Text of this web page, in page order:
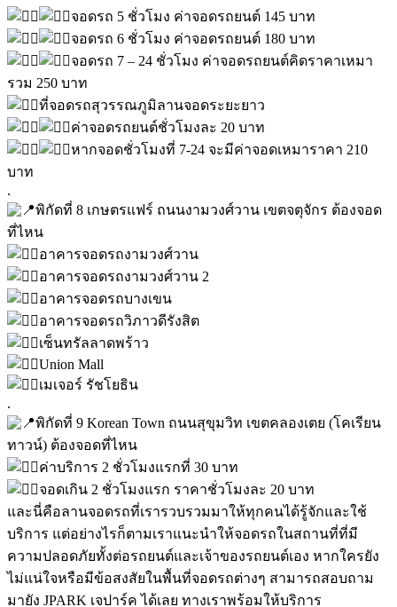
จอดรถ 5 ชั่วโมง ค่าจอดรถยนต์ 145 บาท
จอดรถ 6 ชั่วโมง ค่าจอดรถยนต์ 180 บาท
จอดรถ 7 – 24 ชั่วโมง ค่าจอดรถยนต์คิดราคาเหมา
รวม 250 บาท
ที่จอดรถสุวรรณภูมิลานจอดระยะยาว
ค่าจอดรถยนต์ชั่วโมงละ 20 บาท
หากจอดชั่วโมงที่ 7-24 จะมีค่าจอดเหมาราคา 210
บาท
.
พิกัดที่ 8 เกษตรแฟร์ ถนนงามวงศ์วาน เขตจตุจักร ต้องจอด
ที่ไหน
อาคารจอดรถงามวงศ์วาน
อาคารจอดรถงามวงศ์วาน 2
อาคารจอดรถบางเขน
อาคารจอดรถวิภาวดีรังสิต
เซ็นทรัลลาดพร้าว
Union Mall
เมเจอร์ รัชโยธิน
.
พิกัดที่ 9 Korean Town ถนนสุขุมวิท เขตคลองเตย (โคเรียน
ทาวน์) ต้องจอดที่ไหน
ค่าบริการ 2 ชั่วโมงแรกที่ 30 บาท
จอดเกิน 2 ชั่วโมงแรก ราคาชั่วโมงละ 20 บาท
และนี่คือลานจอดรถที่เรารวบรวมมาให้ทุกคนได้รู้จักและใช้
บริการ แต่อย่างไรก็ตามเราแนะนำให้จอดรถในสถานที่ที่มี
ความปลอดภัยทั้งต่อรถยนต์และเจ้าของรถยนต์เอง หากใครยัง
ไม่แน่ใจหรือมีข้อสงสัยในพื้นที่จอดรถต่างๆ สามารถสอบถาม
มายัง JPARK เจปาร์ค ได้เลย ทางเราพร้อมให้บริการ